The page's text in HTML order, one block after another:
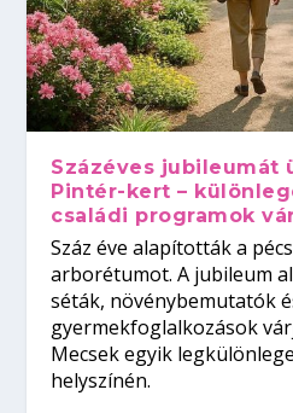
Százéves jubileumát
Pintér-kert –
családi programok
Száz éve alapították a
arborétumot. A jubileum
séták, növénybemutatók
gyermekfoglalkozások
Mecsek egyik
helyszínén.